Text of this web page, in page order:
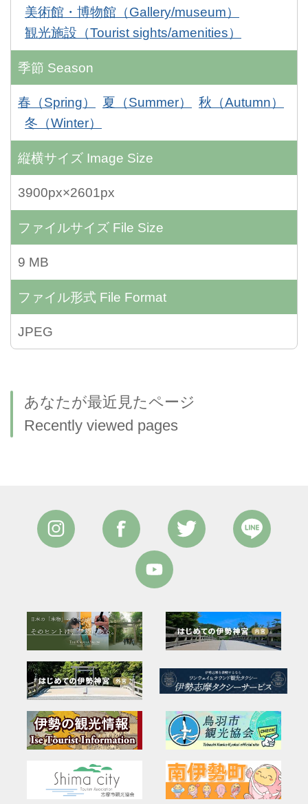
美術館・博物館（Gallery/museum）
観光施設（Tourist sights/amenities）
季節 Season
春（Spring） 夏（Summer）
秋（Autumn）
冬（Winter）
縦横サイズ Image Size
3900px×2601px
ファイルサイズ File Size
9 MB
ファイル形式 File Format
JPEG
あなたが最近見たページ
Recently viewed pages